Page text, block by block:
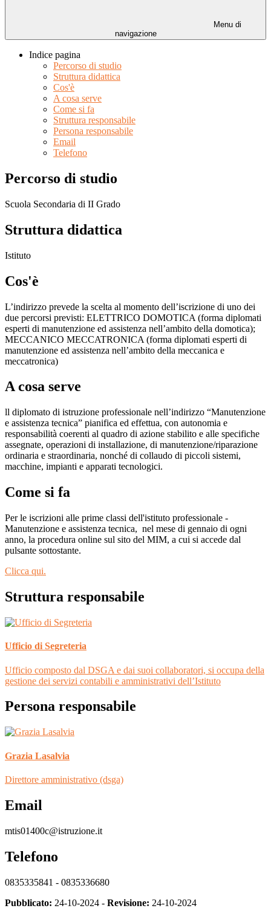
Menu di
navigazione
Indice pagina
Percorso di studio
Struttura didattica
Cos'è
A cosa serve
Come si fa
Struttura responsabile
Persona responsabile
Email
Telefono
Percorso di studio
Scuola Secondaria di II Grado
Struttura didattica
Istituto
Cos'è
L’indirizzo prevede la scelta al momento dell’iscrizione di uno dei
due percorsi previsti: ELETTRICO DOMOTICA (forma diplomati
esperti di manutenzione ed assistenza nell’ambito della domotica);
MECCANICO MECCATRONICA (forma diplomati esperti di
manutenzione ed assistenza nell’ambito della meccanica e
meccatronica)
A cosa serve
ll diplomato di istruzione professionale nell’indirizzo “Manutenzione
e assistenza tecnica” pianifica ed effettua, con autonomia e
responsabilità coerenti al quadro di azione stabilito e alle specifiche
assegnate, operazioni di installazione, di manutenzione/riparazione
ordinaria e straordinaria, nonché di collaudo di piccoli sistemi,
macchine, impianti e apparati tecnologici.
Come si fa
Per le iscrizioni alle prime classi dell'istituto professionale -
Manutenzione e assistenza tecnica, nel mese di gennaio di ogni
anno, la procedura online sul sito del MIM, a cui si accede dal
pulsante sottostante.
Clicca qui.
Struttura responsabile
Ufficio di Segreteria
Ufficio composto dal DSGA e dai suoi collaboratori, si occupa della
gestione dei servizi contabili e amministrativi dell’Istituto
Persona responsabile
Grazia Lasalvia
Direttore amministrativo (dsga)
Email
mtis01400c@istruzione.it
Telefono
0835335841 - 0835336680
Pubblicato: 24-10-2024 - Revisione: 24-10-2024